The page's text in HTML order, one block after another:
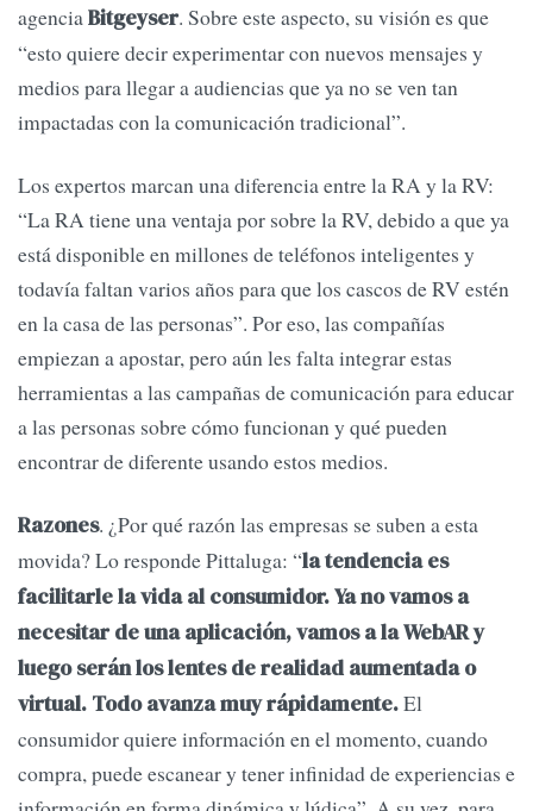
agenciaBitgeyser. Sobre este aspecto, su visión es que
“esto quiere decir experimentar con nuevos mensajes y
medios para llegar a audiencias que ya no se ven tan
impactadas con la comunicación tradicional”.
Los expertos marcan una diferencia entre la RA y la RV:
“La RA tiene una ventaja por sobre la RV, debido a que ya
está disponible en millones de teléfonos inteligentes y
todavía faltan varios años para que los cascos de RV estén
en la casa de las personas”. Por eso, las compañías
empiezan a apostar, pero aún les falta integrar estas
herramientas a las campañas de comunicación para educar
a las personas sobre cómo funcionan y qué pueden
encontrar de diferente usando estos medios.
Razones. ¿Por qué razón las empresas se suben a esta
movida? Lo responde Pittaluga: “la tendencia es
facilitarle la vida al consumidor. Ya no vamos a
necesitar de una aplicación, vamos a la WebAR y
luego serán los lentes de realidad aumentada o
virtual. Todo avanza muy rápidamente.El
consumidor quiere información en el momento, cuando
compra, puede escanear y tener infinidad de experiencias e